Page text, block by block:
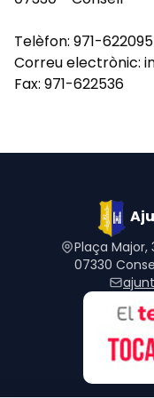
Telèfon: 971-622095
Correu electrònic:
Fax: 971-622536
Plaça Major,
07330